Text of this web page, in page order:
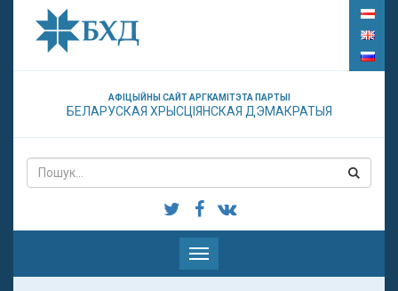
АФІЦЫЙНЫ САЙТ АРГКАМІТЭТА ПАРТЫІ
БЕЛАРУСКАЯ ХРЫСЦІЯНСКАЯ ДЭМАКРАТЫЯ
Паказаць
меню